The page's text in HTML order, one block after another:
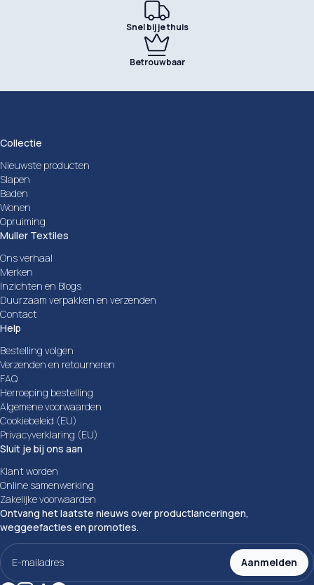
Snel bij je thuis
Betrouwbaar
Collectie
Nieuwste producten
Slapen
Baden
Wonen
Opruiming
Muller Textiles
Ons verhaal
Merken
Inzichten en Blogs
Duurzaam verpakken en verzenden
Contact
Help
Bestelling volgen
Verzenden en retourneren
FAQ
Herroeping bestelling
Algemene voorwaarden
Cookiebeleid (EU)
Privacyverklaring (EU)
Sluit je bij ons aan
Klant worden
Online samenwerking
Zakelijke voorwaarden
Ontvang het laatste nieuws over productlanceringen,
weggeefacties en promoties.
E-
mailadres
(Vereist)
Aanmelden